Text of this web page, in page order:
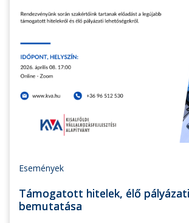
Események
Támogatott hitelek, élő
bemutatása